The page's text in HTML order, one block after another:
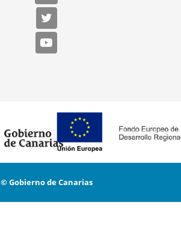
© Gobierno de Canarias